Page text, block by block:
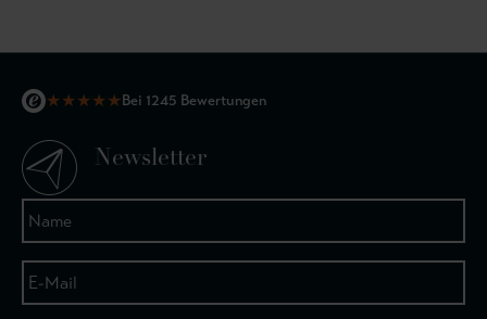
★★★★★Bei 1245 Bewertungen
Newsletter